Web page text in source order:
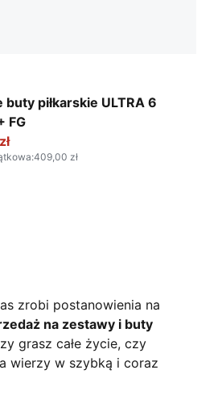
Black
buty piłkarskie ULTRA 6
FG
PUMA White-Sun Stream-
:409,00 zł
zrobi postanowienia na
na zestawy i buty
grasz całe życie, czy
wierzy w szybką i coraz